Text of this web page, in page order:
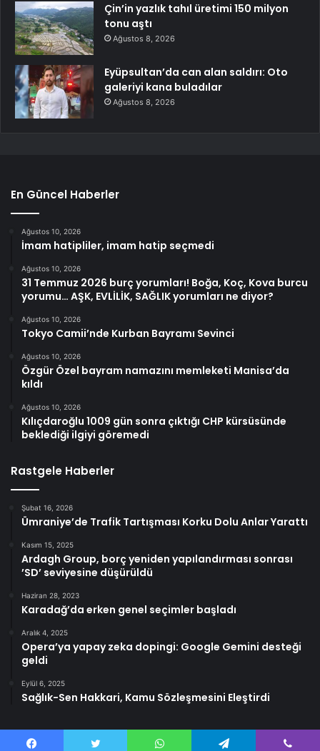
Çin’in yazlık tahıl üretimi 150 milyon
tonu aştı
Ağustos 8, 2026
Eyüpsultan’da can alan saldırı: Oto
galeriyi kana buladılar
Ağustos 8, 2026
En Güncel Haberler
Ağustos 10, 2026
İmam hatipliler, imam hatip seçmedi
Ağustos 10, 2026
31 Temmuz 2026 burç yorumları! Boğa, Koç, Kova burcu
yorumu… AŞK, EVLİLİK, SAĞLIK yorumları ne diyor?
Ağustos 10, 2026
Tokyo Camii’nde Kurban Bayramı Sevinci
Ağustos 10, 2026
Özgür Özel bayram namazını memleketi Manisa’da
kıldı
Ağustos 10, 2026
Kılıçdaroğlu 1009 gün sonra çıktığı CHP kürsüsünde
beklediği ilgiyi göremedi
Rastgele Haberler
Şubat 16, 2026
Ümraniye’de Trafik Tartışması Korku Dolu Anlar Yarattı
Kasım 15, 2025
Ardagh Group, borç yeniden yapılandırması sonrası
’SD’ seviyesine düşürüldü
Haziran 28, 2023
Karadağ’da erken genel seçimler başladı
Aralık 4, 2025
Opera’ya yapay zeka dopingi: Google Gemini desteği
geldi
Eylül 6, 2025
Sağlık-Sen Hakkari, Kamu Sözleşmesini Eleştirdi